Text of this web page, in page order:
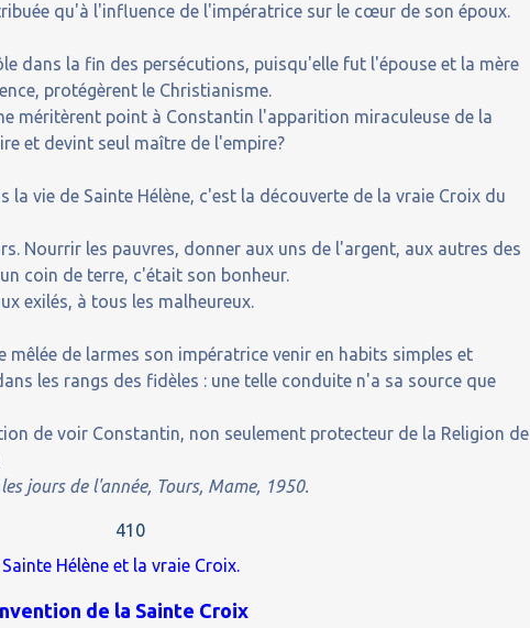
qu'à l'influence de l'impératrice sur le cœur de son époux.
dans la fin des persécutions, puisqu'elle fut l'épouse et la mère
protégèrent le Christianisme.
méritèrent point à Constantin l'apparition miraculeuse de la
et devint seul maître de l'empire?
la vie de Sainte Hélène, c'est la découverte de la vraie Croix du
Nourrir les pauvres, donner aux uns de l'argent, aux autres des
coin de terre, c'était son bonheur.
exilés, à tous les malheureux.
mêlée de larmes son impératrice venir en habits simples et
les rangs des fidèles : une telle conduite n'a sa source que
de voir Constantin, non seulement protecteur de la Religion de
jours de l'année, Tours, Mame, 1950.
Sainte Hélène et la vraie Croix.
de la Sainte Croix